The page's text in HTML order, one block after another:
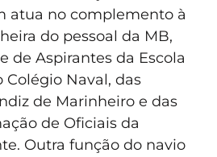
atua no complemento à
do pessoal da MB,
de Aspirantes da Escola
Colégio Naval, das
de Marinheiro e das
de Oficiais da
Outra função do navio